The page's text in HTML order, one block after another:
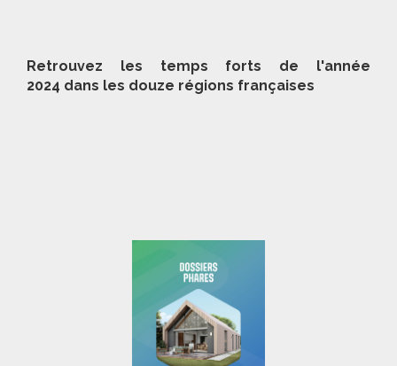
Retrouvez les temps forts de l'année
2024 dans les douze régions françaises